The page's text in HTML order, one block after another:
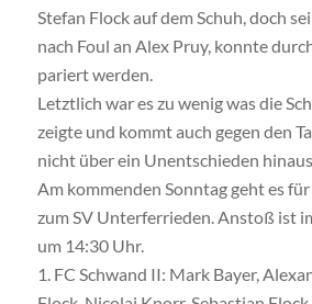
Stefan Flock auf dem Schuh, doch
nach Foul an Alex Pruy, konnte
pariert werden.
Letztlich war es zu wenig was die
zeigte und kommt auch gegen den
nicht über ein Unentschieden
Am kommenden Sonntag geht es
zum SV Unterferrieden. Anstoß ist
um 14:30 Uhr.
1. FC Schwand II: Mark Bayer,